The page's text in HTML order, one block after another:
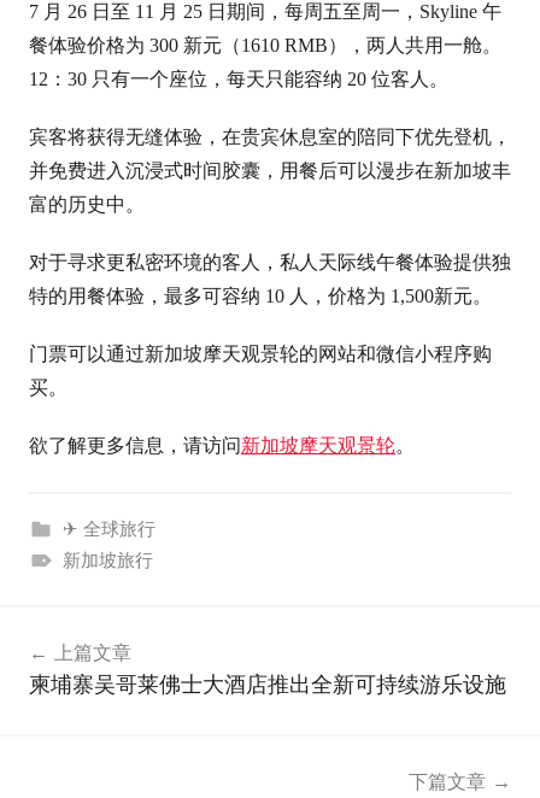
7 月 26 日至 11 月 25 日期间，每周五至周一，Skyline 午
餐体验价格为 300 新元（1610 RMB），两人共用一舱。
12：30 只有一个座位，每天只能容纳 20 位客人。
宾客将获得无缝体验，在贵宾休息室的陪同下优先登机，
并免费进入沉浸式时间胶囊，用餐后可以漫步在新加坡丰
富的历史中。
对于寻求更私密环境的客人，私人天际线午餐体验提供独
特的用餐体验，最多可容纳 10 人，价格为 1,500新元。
门票可以通过新加坡摩天观景轮的网站和微信小程序购
买。
欲了解更多信息，请访问新加坡摩天观景轮。
✈ 全球旅行
新加坡旅行
上篇文章
柬埔寨吴哥莱佛士大酒店推出全新可持续游乐设施
下篇文章